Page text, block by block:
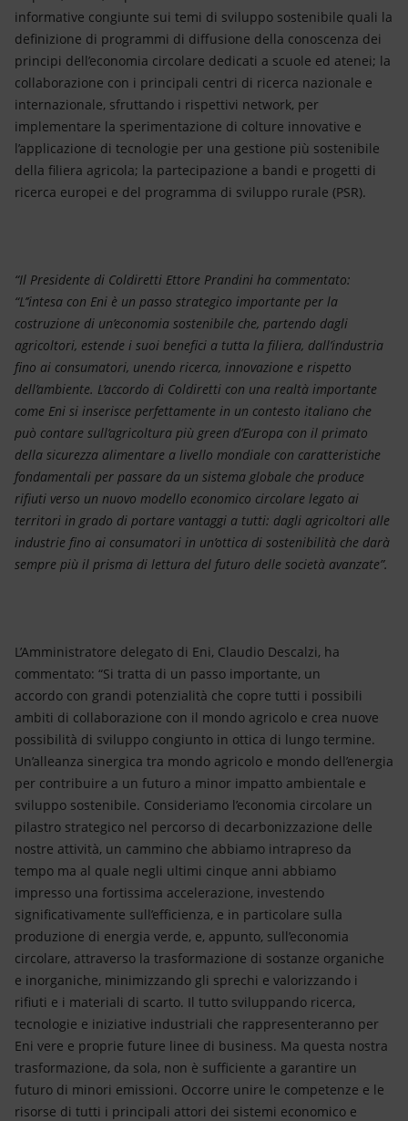
informative congiunte sui temi di sviluppo sostenibile quali la
definizione di programmi di diffusione della conoscenza dei
principi dell’economia circolare dedicati a scuole ed atenei; la
collaborazione con i principali centri di ricerca nazionale e
internazionale, sfruttando i rispettivi network, per
implementare la sperimentazione di colture innovative e
l’applicazione di tecnologie per una gestione più sostenibile
della filiera agricola; la partecipazione a bandi e progetti di
ricerca europei e del programma di sviluppo rurale (PSR).
“Il Presidente di Coldiretti Ettore Prandini ha commentato:
“L’’intesa con Eni è un passo strategico importante per la
costruzione di un’economia sostenibile che, partendo dagli
agricoltori, estende i suoi benefici a tutta la filiera, dall’industria
fino ai consumatori, unendo ricerca, innovazione e rispetto
dell’ambiente. L’accordo di Coldiretti con una realtà importante
come Eni si inserisce perfettamente in un contesto italiano che
può contare sull’agricoltura più green d’Europa con il primato
della sicurezza alimentare a livello mondiale con caratteristiche
fondamentali per passare da un sistema globale che produce
rifiuti verso un nuovo modello economico circolare legato ai
territori in grado di portare vantaggi a tutti: dagli agricoltori alle
industrie fino ai consumatori in un’ottica di sostenibilità che darà
sempre più il prisma di lettura del futuro delle società avanzate”.
L’Amministratore delegato di Eni, Claudio Descalzi, ha
commentato: “Si tratta di un passo importante, un
accordo con grandi potenzialità che copre tutti i possibili
ambiti di collaborazione con il mondo agricolo e crea nuove
possibilità di sviluppo congiunto in ottica di lungo termine.
Un’alleanza sinergica tra mondo agricolo e mondo dell’energia
per contribuire a un futuro a minor impatto ambientale e
sviluppo sostenibile. Consideriamo l’economia circolare un
pilastro strategico nel percorso di decarbonizzazione delle
nostre attività, un cammino che abbiamo intrapreso da
tempo ma al quale negli ultimi cinque anni abbiamo
impresso una fortissima accelerazione, investendo
significativamente sull’efficienza, e in particolare sulla
produzione di energia verde, e, appunto, sull’economia
circolare, attraverso la trasformazione di sostanze organiche
e inorganiche, minimizzando gli sprechi e valorizzando i
rifiuti e i materiali di scarto. Il tutto sviluppando ricerca,
tecnologie e iniziative industriali che rappresenteranno per
Eni vere e proprie future linee di business. Ma questa nostra
trasformazione, da sola, non è sufficiente a garantire un
futuro di minori emissioni. Occorre unire le competenze e le
risorse di tutti i principali attori dei sistemi economico e